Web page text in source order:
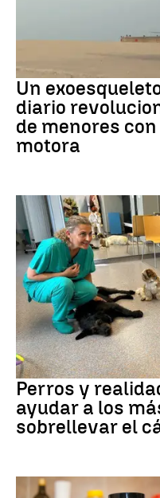
DISCAPACIDAD
Un
diario
de menores
motora
Galicia
Perros y
ayudar a los
sobrellevar el